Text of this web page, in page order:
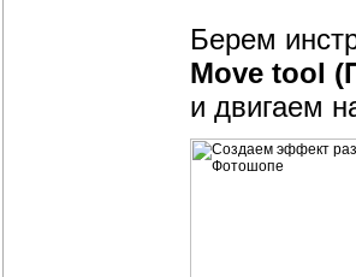
Берем
Move tool
и двигаем